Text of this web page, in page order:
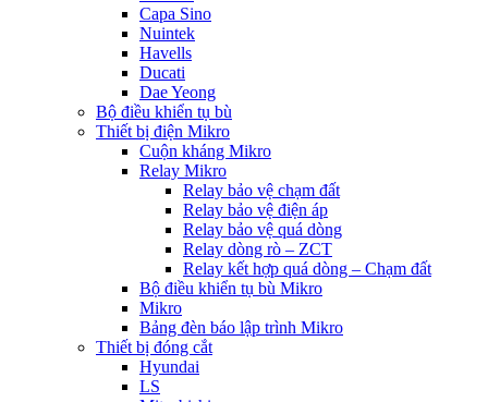
Capa Sino
Nuintek
Havells
Ducati
Dae Yeong
Bộ điều khiển tụ bù
Thiết bị điện Mikro
Cuộn kháng Mikro
Relay Mikro
Relay bảo vệ chạm đất
Relay bảo vệ điện áp
Relay bảo vệ quá dòng
Relay dòng rò – ZCT
Relay kết hợp quá dòng – Chạm đất
Bộ điều khiển tụ bù Mikro
Mikro
Bảng đèn báo lập trình Mikro
Thiết bị đóng cắt
Hyundai
LS